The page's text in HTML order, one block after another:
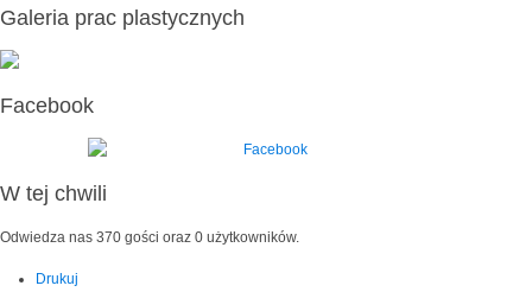
Galeria prac plastycznych
Facebook
W tej chwili
Odwiedza nas 370 gości oraz 0 użytkowników.
Drukuj